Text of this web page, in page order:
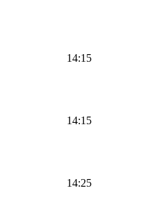
14:15
14:15
14:25